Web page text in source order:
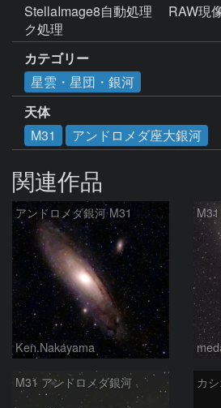
StellaImage8自動処理　 RAW現
ク処理
カテゴリー
星雲・星団・銀河
天体
M31
アンドロメダ座大銀河
関連作品
アンドロメダ銀河 M31
Ken.Nakayama
M31
M31 アンドロメダ銀河 カ